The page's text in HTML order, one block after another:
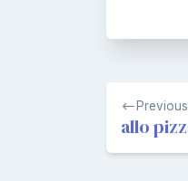
de
l’article
Previous
allo